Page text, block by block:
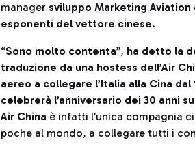
manager sviluppo Marketing Aviation
esponenti del vettore cinese.
“Sono molto contenta”, ha detto la
traduzione da una hostess dell’Air
aereo a collegare l’Italia alla Cina dal
celebrerà l’anniversario dei 30 anni
Air China è infatti l’unica compagnia
poche al mondo, a collegare tutti i